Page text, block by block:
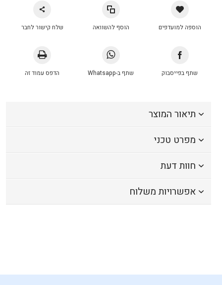
הוספה למועדפים הוסף להשוואה שלח קישור לחבר
שתף בפייסבוק שתף ב-Whatsapp הדפס עמוד זה
תיאור המוצר
מפרט טכני
חוות דעת
אפשרויות משלוח